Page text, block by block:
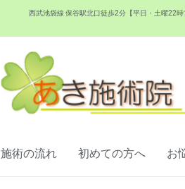
西武池袋線 保谷駅北口徒歩2分【平日・土曜22
施術の流れ 初めての方へ お